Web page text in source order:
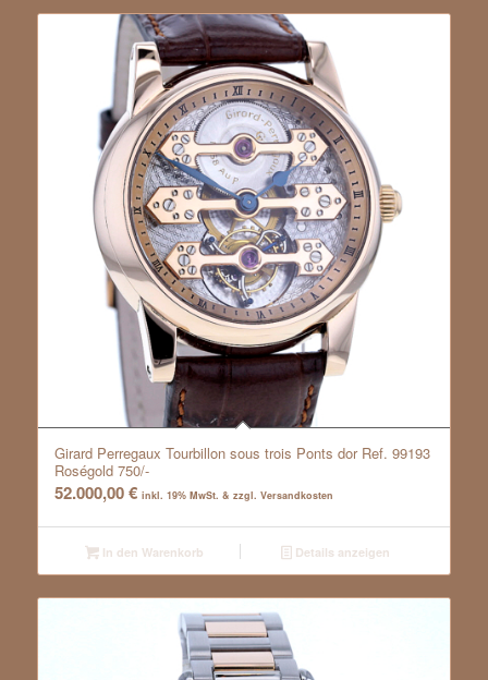
Girard Perregaux Tourbillon sous trois Ponts dor Ref. 99193
Roségold 750/-
52.000,00€ inkl. 19% MwSt. & zzgl. Versandkosten
In den Warenkorb Details anzeigen